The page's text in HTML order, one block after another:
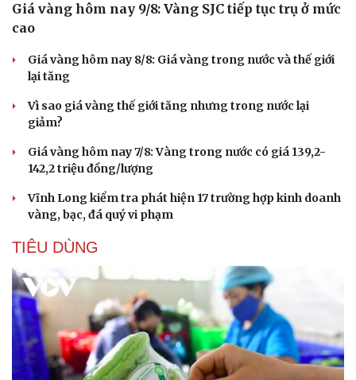
Giá vàng hôm nay 9/8: Vàng SJC tiếp tục trụ ở mức
cao
Giá vàng hôm nay 8/8: Giá vàng trong nước và thế giới
lại tăng
Vì sao giá vàng thế giới tăng nhưng trong nước lại
giảm?
Giá vàng hôm nay 7/8: Vàng trong nước có giá 139,2-
142,2 triệu đồng/lượng
Vĩnh Long kiểm tra phát hiện 17 trường hợp kinh doanh
vàng, bạc, đá quý vi phạm
TIÊU DÙNG